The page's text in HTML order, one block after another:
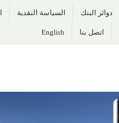
دوائر البنك السياسة النقدية
اتصل بنا English